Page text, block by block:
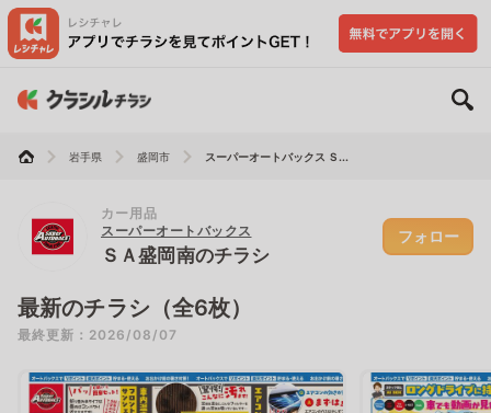
岩手県 盛岡市 スーパーオートバックス Ｓ...
カー用品
スーパーオートバックス
ＳＡ盛岡南のチラシ
フォロー
最新のチラシ（全6枚）
最終更新：2026/08/07